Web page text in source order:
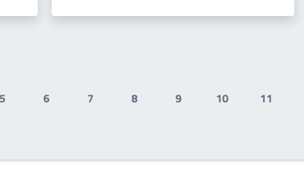
Pagina
5
Pagina
6
Pagina
7
Pagina
8
Pagina
9
Pagina
10
Pagina
11